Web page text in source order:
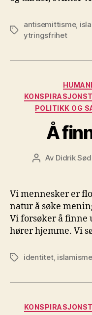
Stikkord
antisemittisme,
ytringsfrihet
POLITIKK OG
Å
Av Didrik
Vi mennesker er
natur å søke
Vi forsøker å finne
hører hjemme. Vi
Stikkordidentitet, islamisme